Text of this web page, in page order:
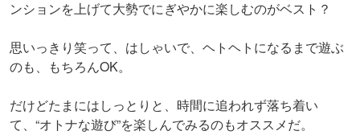
ンションを上げて大勢でにぎやかに楽しむのがベスト？
思いっきり笑って、はしゃいで、ヘトヘトになるまで遊ぶ
のも、もちろんOK。
だけどたまにはしっとりと、時間に追われず落ち着い
て、“オトナな遊び”を楽しんでみるのもオススメだ。